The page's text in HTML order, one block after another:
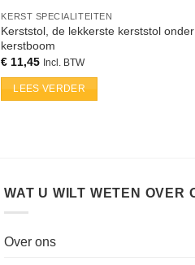
KERST SPECIALITEITEN
Kerststol, de lekkerste kerststol
kerstboom
€ 11,45 Incl. BTW
LEES VERDER
WAT U WILT WETEN OVER
Over ons